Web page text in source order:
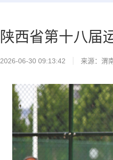
陕西省第十八届
2026-06-30 09:13:42 来源： 渭